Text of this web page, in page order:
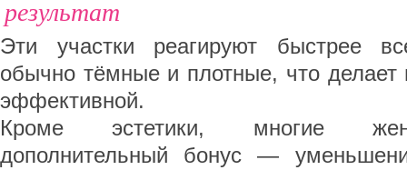
результат
Эти участки реагируют быстрее
обычно тёмные и плотные, что делает
эффективной.
Кроме эстетики, многие
дополнительный бонус —